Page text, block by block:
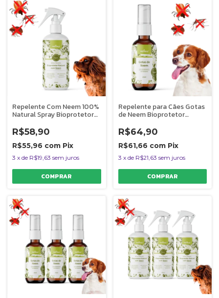
Repelente Com Neem 100%
Natural Spray Bioprotetor
Carrapatos e Insetos Para
Cães 200ml
R$58,90
R$55,96 com Pix
3 x de R$19,63 sem juros
Repelente para Cães Gotas
de Neem Bioprotetor
R$64,90
R$61,66 com Pix
3 x de R$21,63 sem juros